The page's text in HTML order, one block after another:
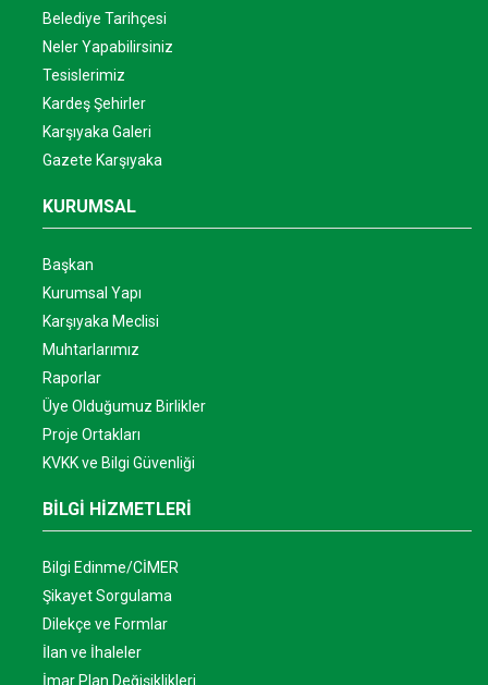
Belediye Tarihçesi
Neler Yapabilirsiniz
Tesislerimiz
Kardeş Şehirler
Karşıyaka Galeri
Gazete Karşıyaka
KURUMSAL
Başkan
Kurumsal Yapı
Karşıyaka Meclisi
Muhtarlarımız
Raporlar
Üye Olduğumuz Birlikler
Proje Ortakları
KVKK ve Bilgi Güvenliği
BİLGİ HİZMETLERİ
Bilgi Edinme/CİMER
Şikayet Sorgulama
Dilekçe ve Formlar
İlan ve İhaleler
İmar Plan Değişiklikleri